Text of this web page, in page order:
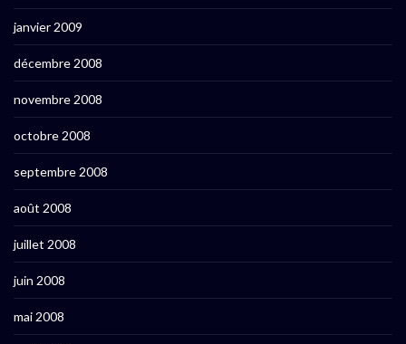
janvier 2009
décembre 2008
novembre 2008
octobre 2008
septembre 2008
août 2008
juillet 2008
juin 2008
mai 2008